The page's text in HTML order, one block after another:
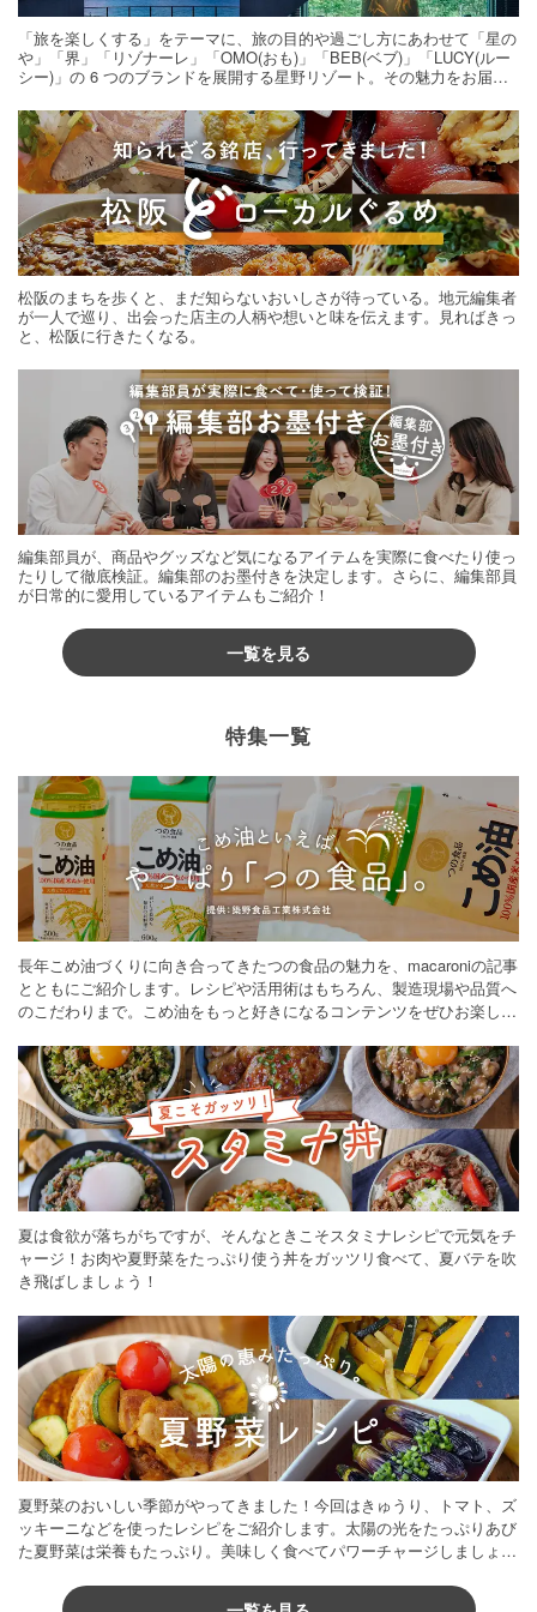
「旅を楽しくする」をテーマに、旅の目的や過ごし方にあわせて「星の
や」「界」「リゾナーレ」「OMO(おも)」「BEB(ベブ)」「LUCY(ルー
シー)」の 6 つのブランドを展開する星野リゾート。その魅力をお届け
松阪のまちを歩くと、まだ知らないおいしさが待っている。地元編集者
が一人で巡り、出会った店主の人柄や想いと味を伝えます。見ればきっ
と、松阪に行きたくなる。
編集部員が、商品やグッズなど気になるアイテムを実際に食べたり使っ
たりして徹底検証。編集部のお墨付きを決定します。さらに、編集部員
が日常的に愛用しているアイテムもご紹介！
一覧を見る
特集一覧
長年こめ油づくりに向き合ってきたつの食品の魅力を、macaroniの記事
とともにご紹介します。レシピや活用術はもちろん、製造現場や品質へ
のこだわりまで。こめ油をもっと好きになるコンテンツをぜひお楽しみ
夏は食欲が落ちがちですが、そんなときこそスタミナレシピで元気をチ
ャージ！お肉や夏野菜をたっぷり使う丼をガッツリ食べて、夏バテを吹
き飛ばしましょう！
夏野菜のおいしい季節がやってきました！今回はきゅうり、トマト、ズ
ッキーニなどを使ったレシピをご紹介します。太陽の光をたっぷりあび
た夏野菜は栄養もたっぷり。美味しく食べてパワーチャージしましょう